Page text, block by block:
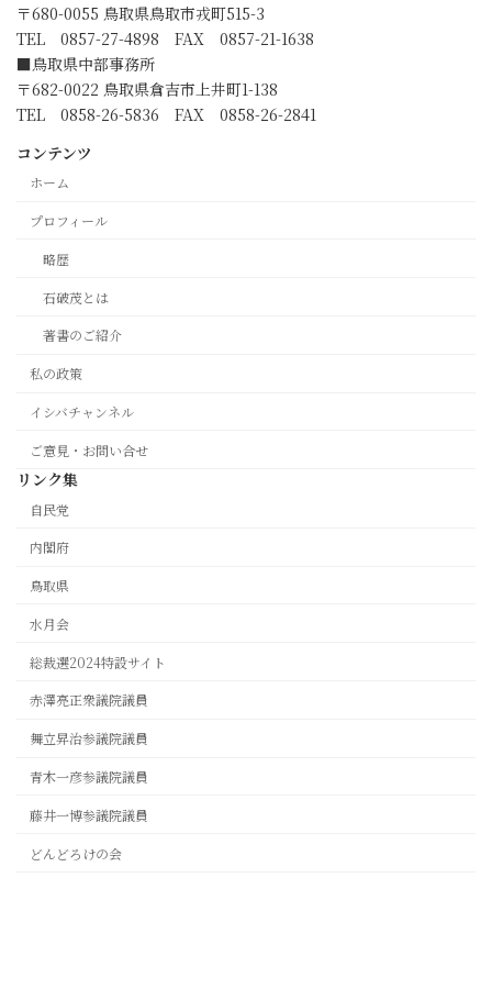
〒680-0055 鳥取県鳥取市戎町515-3
TEL 0857-27-4898 FAX 0857-21-1638
■鳥取県中部事務所
〒682-0022 鳥取県倉吉市上井町1-138
TEL 0858-26-5836 FAX 0858-26-2841
コンテンツ
ホーム
プロフィール
略歴
石破茂とは
著書のご紹介
私の政策
イシバチャンネル
ご意見・お問い合せ
リンク集
自民党
内閣府
鳥取県
水月会
総裁選2024特設サイト
赤澤亮正衆議院議員
舞立昇治参議院議員
青木一彦参議院議員
藤井一博参議院議員
どんどろけの会